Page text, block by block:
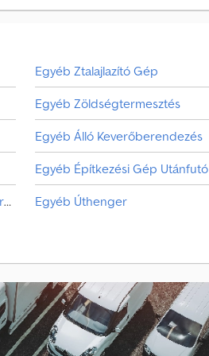
Egyéb Növényvédelmi & Műtrágyázó Gép
Egyéb Ztalajlazító Gép
Egyéb Zöldségtermesztés
Egyéb Álló Keverőberendezés
Egyéb Építkezési Gép Utánfutó
Egyéb Úthenger
Talajművelő Gép